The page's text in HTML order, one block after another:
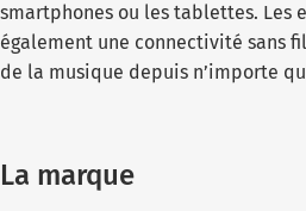
smartphones ou les tablettes. Les
également une connectivité sans
de la musique depuis n’importe
La marque